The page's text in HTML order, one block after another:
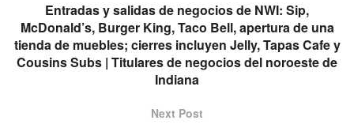
Entradas y salidas de negocios de NWI: Sip,
McDonald’s, Burger King, Taco Bell, apertura de una
tienda de muebles; cierres incluyen Jelly, Tapas Cafe y
Cousins ​​Subs | Titulares de negocios del noroeste de
Indiana
Next Post